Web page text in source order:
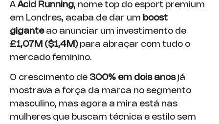
A Acid Running, nome top do esport premium
em Londres, acaba de dar um boost
giganteao anunciar um investimento de
£1,07M ($1,4M) para abraçar com tudo o
mercado feminino.
O crescimento de 300% em dois anosjá
mostrava a força da marca no segmento
masculino, mas agora a mira está nas
mulheres que buscam técnica e estilo sem